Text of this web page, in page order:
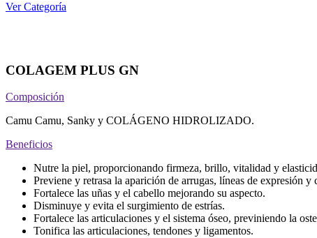
Ver Categoría
COLAGEM PLUS GN
Composición
Camu Camu, Sanky y COLÁGENO HIDROLIZADO.
Beneficios
Nutre la piel, proporcionando firmeza, brillo, vitalidad y
Previene y retrasa la aparición de arrugas, líneas de expresión y
Fortalece las uñas y el cabello mejorando su aspecto.
Disminuye y evita el surgimiento de estrías.
Fortalece las articulaciones y el sistema óseo, previniendo la
Tonifica las articulaciones, tendones y ligamentos.